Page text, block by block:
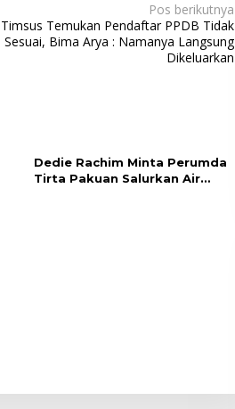
Pos berikutnya
Timsus Temukan Pendaftar PPDB Tidak
Sesuai, Bima Arya : Namanya Langsung
Dikeluarkan
Dedie Rachim Minta Perumda
Tirta Pakuan Salurkan Air